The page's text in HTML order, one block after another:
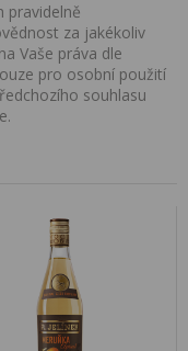
pravidelně
za jakékoliv
Vaše práva dle
pro osobní použití
souhlasu